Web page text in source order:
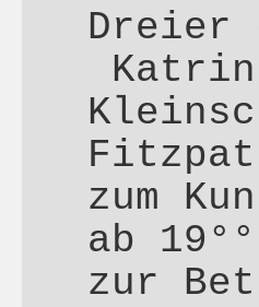
Dreier
Katrin
zum
ab
zur